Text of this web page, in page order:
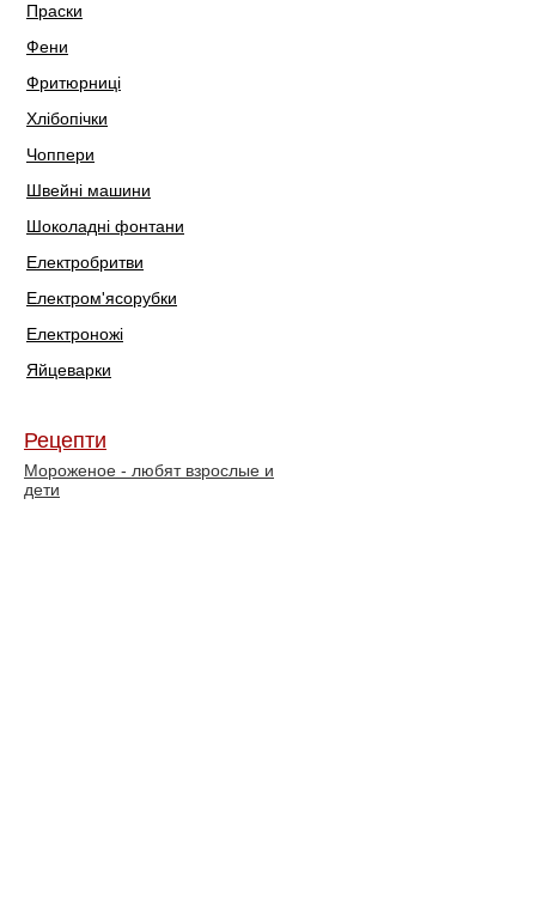
Праски
Фени
Фритюрниці
Хлібопічки
Чоппери
Швейні машини
Шоколадні фонтани
Електробритви
Електром'ясорубки
Електроножі
Яйцеварки
Рецепти
Мороженое - любят взрослые и
дети